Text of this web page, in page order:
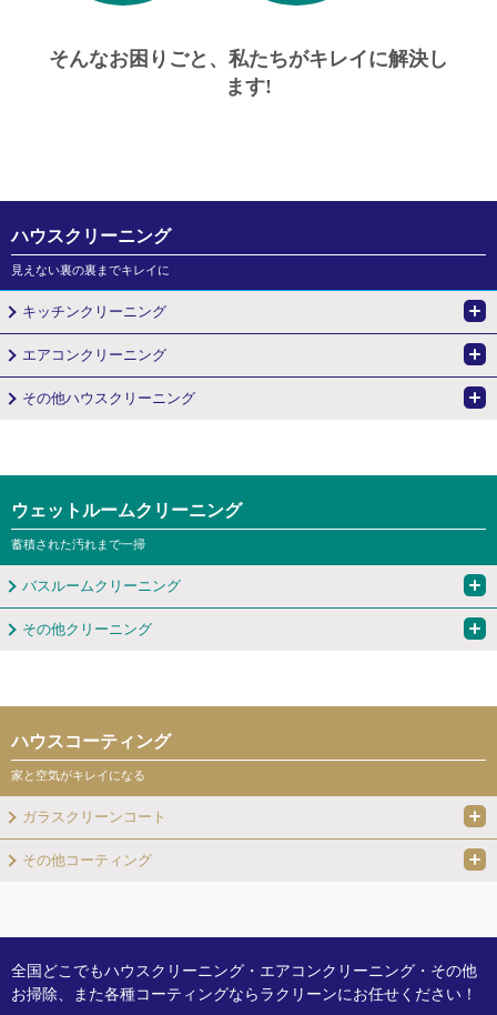
そんなお困りごと、私たちがキレイに解決し
ます!
ハウスクリーニング
見えない裏の裏までキレイに
キッチンクリーニング
エアコンクリーニング
その他ハウスクリーニング
ウェットルームクリーニング
蓄積された汚れまで一掃
バスルームクリーニング
その他クリーニング
ハウスコーティング
家と空気がキレイになる
ガラスクリーンコート
その他コーティング
全国どこでもハウスクリーニング・エアコンクリーニング・その他
お掃除、また各種コーティングならラクリーンにお任せください！